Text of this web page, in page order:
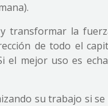
transformar la
de todo el
el mejor uso es
su trabajo si